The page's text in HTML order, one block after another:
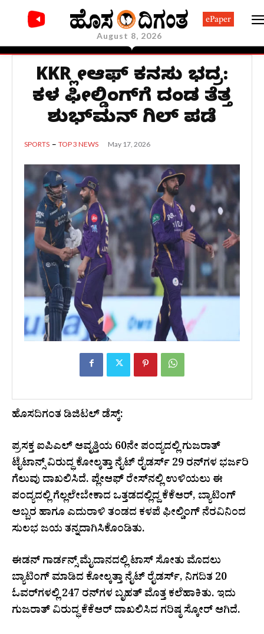
August 8, 2026
ePaper
KKR ಪ್ಲೇಆಫ್ ಕನಸು ಭದ್ರ:
ಕಳಪೆ ಫೀಲ್ಡಿಂಗ್‌ಗೆ ದಂಡ ತೆತ್ತ
ಶುಭ್‌ಮನ್ ಗಿಲ್ ಪಡೆ
SPORTS TOP 3 NEWS May 17, 2026
ಹೊಸದಿಗಂತ ಡಿಜಿಟಲ್ ಡೆಸ್ಕ್:
ಪ್ರಸಕ್ತ ಐಪಿಎಲ್ ಆವೃತ್ತಿಯ 60ನೇ ಪಂದ್ಯದಲ್ಲಿ ಗುಜರಾತ್
ಟೈಟಾನ್ಸ್ ವಿರುದ್ಧ ಕೋಲ್ಕತ್ತಾ ನೈಟ್ ರೈಡರ್ಸ್ 29 ರನ್‌ಗಳ ಭರ್ಜರಿ
ಗೆಲುವು ದಾಖಲಿಸಿದೆ. ಪ್ಲೇಆಫ್ ರೇಸ್‌ನಲ್ಲಿ ಉಳಿಯಲು ಈ
ಪಂದ್ಯದಲ್ಲಿ ಗೆಲ್ಲಲೇಬೇಕಾದ ಒತ್ತಡದಲ್ಲಿದ್ದ ಕೆಕೆಆರ್, ಬ್ಯಾಟಿಂಗ್
ಅಬ್ಬರ ಹಾಗೂ ಎದುರಾಳಿ ತಂಡದ ಕಳಪೆ ಫೀಲ್ಡಿಂಗ್ ನೆರವಿನಿಂದ
ಸುಲಭ ಜಯ ತನ್ನದಾಗಿಸಿಕೊಂಡಿತು.
ಈಡನ್ ಗಾರ್ಡನ್ಸ್ ಮೈದಾನದಲ್ಲಿ ಟಾಸ್ ಸೋತು ಮೊದಲು
ಬ್ಯಾಟಿಂಗ್ ಮಾಡಿದ ಕೋಲ್ಕತ್ತಾ ನೈಟ್ ರೈಡರ್ಸ್, ನಿಗದಿತ 20
ಓವರ್‌ಗಳಲ್ಲಿ 247 ರನ್‌ಗಳ ಬೃಹತ್ ಮೊತ್ತ ಕಲೆಹಾಕಿತು. ಇದು
ಗುಜರಾತ್ ವಿರುದ್ಧ ಕೆಕೆಆರ್ ದಾಖಲಿಸಿದ ಗರಿಷ್ಠ ಸ್ಕೋರ್ ಆಗಿದೆ.